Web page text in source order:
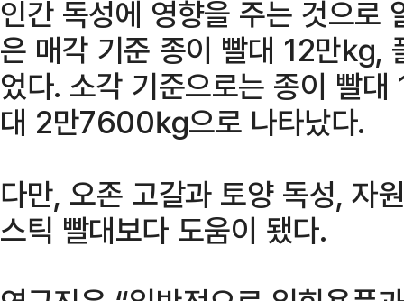
인간 독성에 영향을 주는 것으로
은 매각 기준 종이 빨대 12만㎏
었다. 소각 기준으로는 종이 빨
대 2만7600㎏으로 나타났다.
다만, 오존 고갈과 토양 독성, 자
스틱 빨대보다 도움이 됐다.